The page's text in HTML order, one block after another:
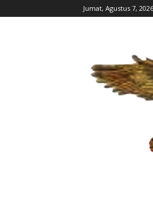
Jumat, Agustus 7, 2026